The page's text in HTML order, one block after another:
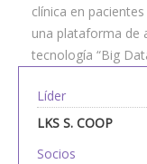
clínica en
una plataforma de
tecnología “Big
Líder
LKS S. COOP
Socios